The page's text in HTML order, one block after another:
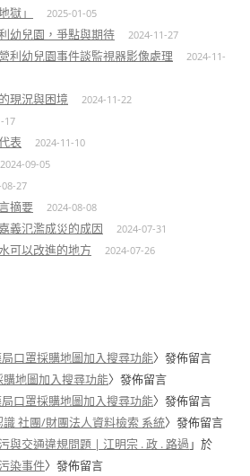
獄」 2025-01-05
幼兒園，爭點與期待 2024-11-27
利幼兒園事件談監視器影像處理
2024-11-
現況與困境 2024-11-22
17
表 2024-11-10
2024-09-05
27
摘要 2024-08-08
義氾濫成災的成因 2024-07-31
可以改進的地方 2024-07-26
口罩採購地圖加入搜尋功能〉發佈留言
地圖加入搜尋功能〉發佈留言
口罩採購地圖加入搜尋功能〉發佈留言
識 社團/財團法人資料檢索 系統〉發佈留言
與交通違規問題 | 江明宗 . 政 . 路過 」於
染事件〉發佈留言